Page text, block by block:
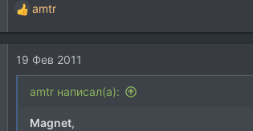
Р
е
к
ц
amtr
19 Фев 2011
amtr написал(а):
Magnet,